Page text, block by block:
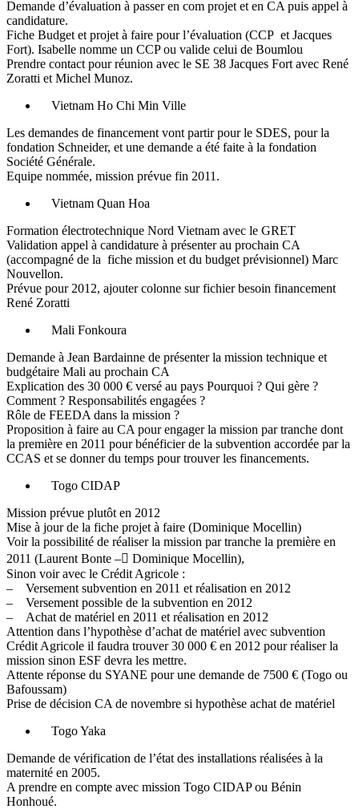
Demande d’évaluation à passer en com projet et en CA puis appel à
candidature.
Fiche Budget et projet à faire pour l’évaluation (CCP et Jacques
Fort). Isabelle nomme un CCP ou valide celui de Boumlou
Prendre contact pour réunion avec le SE 38 Jacques Fort avec René
Zoratti et Michel Munoz.
Vietnam Ho Chi Min Ville
Les demandes de financement vont partir pour le SDES, pour la
fondation Schneider, et une demande a été faite à la fondation
Société Générale.
Equipe nommée, mission prévue fin 2011.
Vietnam Quan Hoa
Formation électrotechnique Nord Vietnam avec le GRET
Validation appel à candidature à présenter au prochain CA
(accompagné de la fiche mission et du budget prévisionnel) Marc
Nouvellon.
Prévue pour 2012, ajouter colonne sur fichier besoin financement
René Zoratti
Mali Fonkoura
Demande à Jean Bardainne de présenter la mission technique et
budgétaire Mali au prochain CA
Explication des 30 000 € versé au pays Pourquoi ? Qui gère ?
Comment ? Responsabilités engagées ?
Rôle de FEEDA dans la mission ?
Proposition à faire au CA pour engager la mission par tranche dont
la première en 2011 pour bénéficier de la subvention accordée par la
CCAS et se donner du temps pour trouver les financements.
Togo CIDAP
Mission prévue plutôt en 2012
Mise à jour de la fiche projet à faire (Dominique Mocellin)
Voir la possibilité de réaliser la mission par tranche la première en
2011 (Laurent Bonte – Dominique Mocellin),
Sinon voir avec le Crédit Agricole :
– Versement subvention en 2011 et réalisation en 2012
– Versement possible de la subvention en 2012
– Achat de matériel en 2011 et réalisation en 2012
Attention dans l’hypothèse d’achat de matériel avec subvention
Crédit Agricole il faudra trouver 30 000 € en 2012 pour réaliser la
mission sinon ESF devra les mettre.
Attente réponse du SYANE pour une demande de 7500 € (Togo ou
Bafoussam)
Prise de décision CA de novembre si hypothèse achat de matériel
Togo Yaka
Demande de vérification de l’état des installations réalisées à la
maternité en 2005.
A prendre en compte avec mission Togo CIDAP ou Bénin
Honhoué.